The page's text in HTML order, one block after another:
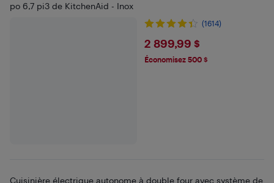
po 6,7 pi3 de KitchenAid - Inox
(1614)
$2899.99
2 899,99 $
Économisez 500 $
Cuisinière électrique autonome à double four avec système de